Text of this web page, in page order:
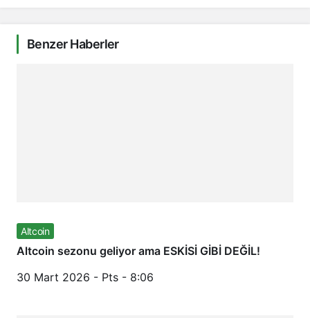
Benzer Haberler
Altcoin
Altcoin sezonu geliyor ama ESKİSİ GİBİ DEĞİL!
30 Mart 2026 - Pts - 8:06